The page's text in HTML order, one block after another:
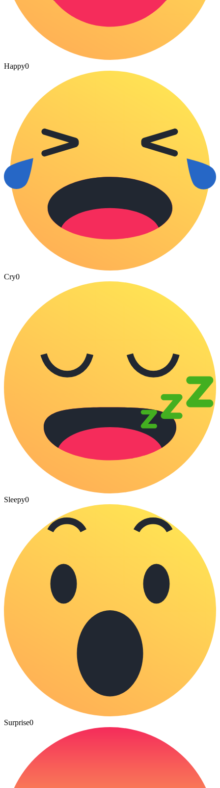
Happy0
Cry0
Sleepy0
Surprise0